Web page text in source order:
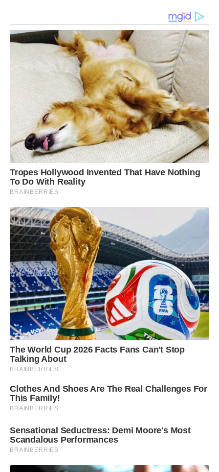
Tropes Hollywood Invented That Have Nothing
To Do With Reality
BRAINBERRIES
The World Cup 2026 Facts Fans Can't Stop
Talking About
BRAINBERRIES
Clothes And Shoes Are The Real Challenges For
This Family!
BRAINBERRIES
Sensational Seductress: Demi Moore's Most
Scandalous Performances
BRAINBERRIES